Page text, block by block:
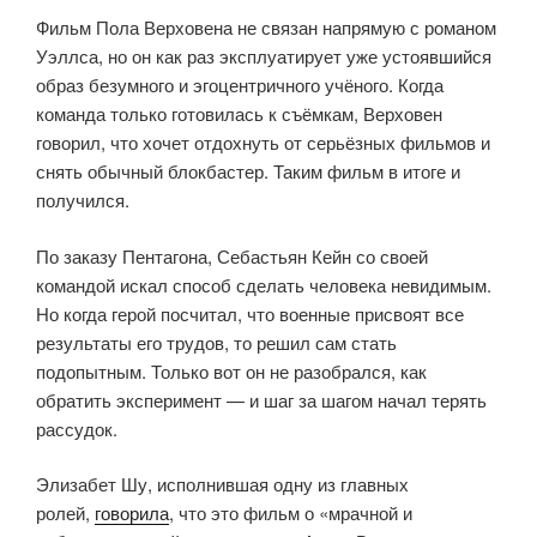
Фильм Пола Верховена не связан напрямую с романом
Уэллса, но он как раз эксплуатирует уже устоявшийся
образ безумного и эгоцентричного учёного. Когда
команда только готовилась к съёмкам, Верховен
говорил, что хочет отдохнуть от серьёзных фильмов и
снять обычный блокбастер. Таким фильм в итоге и
получился.
По заказу Пентагона, Себастьян Кейн со своей
командой искал способ сделать человека невидимым.
Но когда герой посчитал, что военные присвоят все
результаты его трудов, то решил сам стать
подопытным. Только вот он не разобрался, как
обратить эксперимент — и шаг за шагом начал терять
рассудок.
Элизабет Шу, исполнившая одну из главных
ролей, говорила, что это фильм о «мрачной и